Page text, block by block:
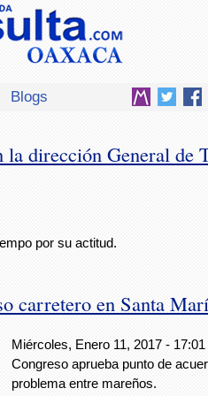
Blogs
dirección General de
por su actitud.
carretero en Santa
Miércoles, Enero 11, 2017 - 17:01
Congreso aprueba punto de
problema entre mareños.